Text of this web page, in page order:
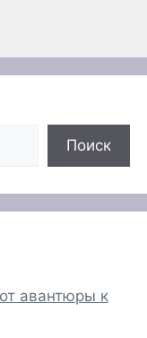
Поиск
авантюры к